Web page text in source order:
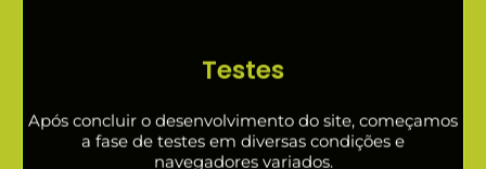
Testes
Após concluir o desenvolvimento do site, começamos
a fase de testes em diversas condições e
navegadores variados.